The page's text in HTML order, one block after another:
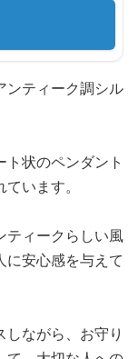
ンティーク調シル
状のペンダント
います。
ティークらしい風
に安心感を与えて
ながら、お守り